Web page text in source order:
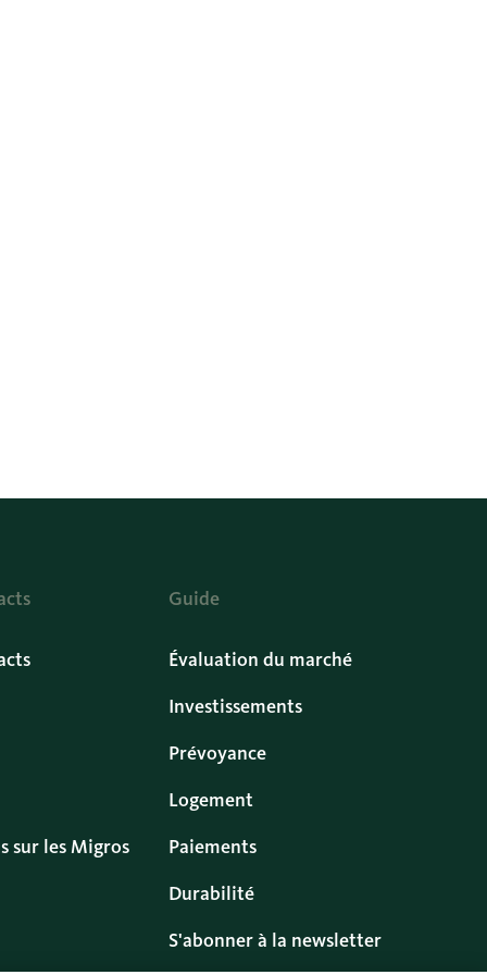
sur les Migros
Guide
Évaluation du marché
Investissements
Prévoyance
Logement
Paiements
Durabilité
S'abonner à la newsletter